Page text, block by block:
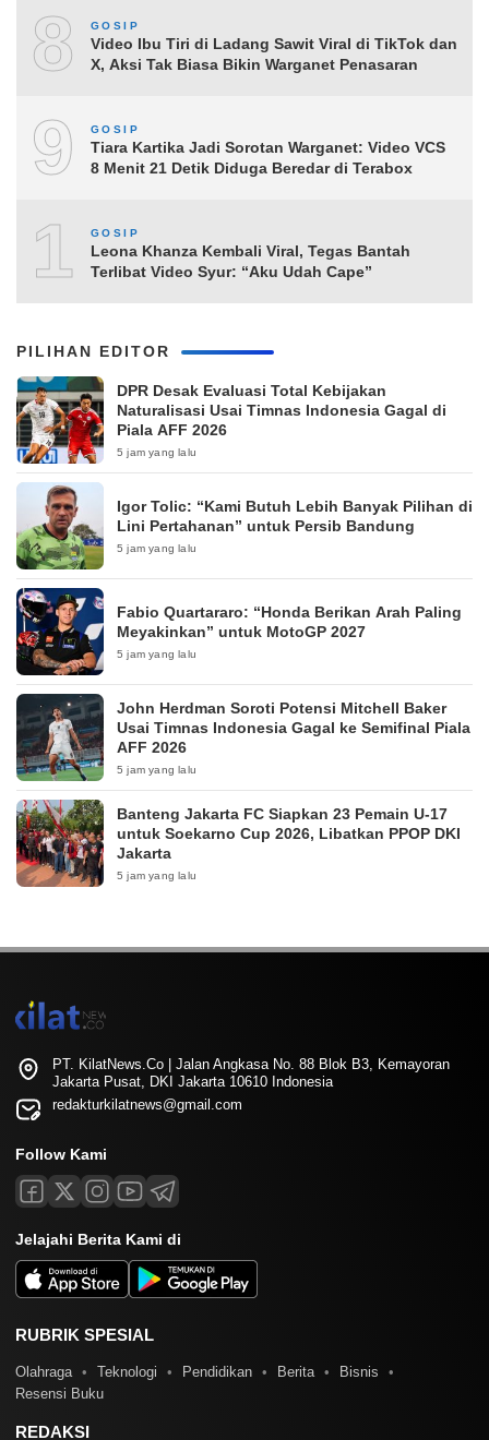
8 GOSIP
Video Ibu Tiri di Ladang Sawit Viral di TikTok dan
X, Aksi Tak Biasa Bikin Warganet Penasaran
9 GOSIP
Tiara Kartika Jadi Sorotan Warganet: Video VCS
8 Menit 21 Detik Diduga Beredar di Terabox
10
GOSIP
Leona Khanza Kembali Viral, Tegas Bantah
Terlibat Video Syur: “Aku Udah Cape”
PILIHAN EDITOR
DPR Desak Evaluasi Total Kebijakan
Naturalisasi Usai Timnas Indonesia Gagal di
Piala AFF 2026
5 jam yang lalu
Igor Tolic: “Kami Butuh Lebih Banyak Pilihan di
Lini Pertahanan” untuk Persib Bandung
5 jam yang lalu
Fabio Quartararo: “Honda Berikan Arah Paling
Meyakinkan” untuk MotoGP 2027
5 jam yang lalu
John Herdman Soroti Potensi Mitchell Baker
Usai Timnas Indonesia Gagal ke Semifinal Piala
AFF 2026
5 jam yang lalu
Banteng Jakarta FC Siapkan 23 Pemain U-17
untuk Soekarno Cup 2026, Libatkan PPOP DKI
Jakarta
5 jam yang lalu
PT. KilatNews.Co | Jalan Angkasa No. 88 Blok B3, Kemayoran
Jakarta Pusat, DKI Jakarta 10610 Indonesia
redakturkilatnews@gmail.com
Follow Kami
Jelajahi Berita Kami di
RUBRIK SPESIAL
Olahraga Teknologi Pendidikan Berita
Bisnis
Resensi Buku
REDAKSI